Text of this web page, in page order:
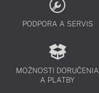
PODPORA A SERVIS
MOŽNOSTI DORUČENIA
A PLATBY